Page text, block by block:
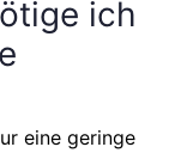
ich
eine geringe